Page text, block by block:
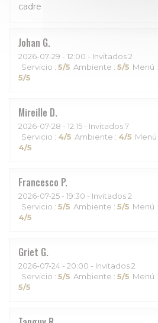
cadre
Johan G
2026-07-29 - 12:00 - Invitados 2
Servicio : 5/5 Ambiente : 5/5 Menú :
5/5
Mireille D
2026-07-28 - 12:15 - Invitados 7
Servicio : 4/5 Ambiente : 4/5 Menú
4/5
Francesco P
2026-07-25 - 19:30 - Invitados 2
Servicio : 5/5 Ambiente : 5/5 Menú :
4/5
Griet G
2026-07-24 - 20:00 - Invitados 2
Servicio : 5/5 Ambiente : 5/5 Menú :
5/5